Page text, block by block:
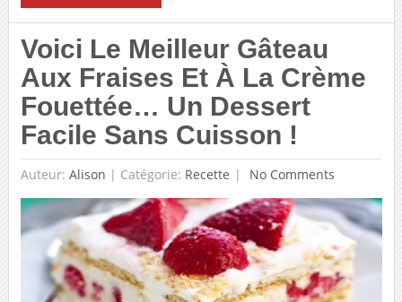
Voici Le Meilleur Gâteau
Aux Fraises Et À La Crème
Fouettée… Un Dessert
Facile Sans Cuisson !
Auteur: Alison | Catégorie: Recette No Comments